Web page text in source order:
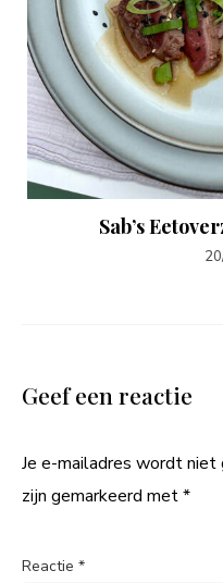
Sab’s
Geef een reactie
Je e-mailadres wordt niet
zijn gemarkeerd met*
Reactie *